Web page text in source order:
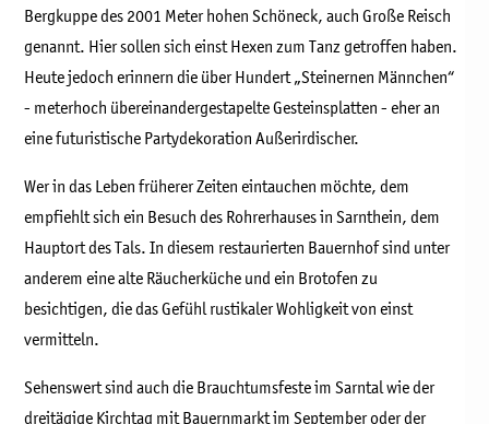
Bergkuppe des 2001 Meter hohen Schöneck, auch Große Reisch
genannt. Hier sollen sich einst Hexen zum Tanz getroffen haben.
Heute jedoch erinnern die über Hundert „Steinernen Männchen“
- meterhoch übereinandergestapelte Gesteinsplatten - eher an
eine futuristische Partydekoration Außerirdischer.
Wer in das Leben früherer Zeiten eintauchen möchte, dem
empfiehlt sich ein Besuch des Rohrerhauses in Sarnthein, dem
Hauptort des Tals. In diesem restaurierten Bauernhof sind unter
anderem eine alte Räucherküche und ein Brotofen zu
besichtigen, die das Gefühl rustikaler Wohligkeit von einst
vermitteln.
Sehenswert sind auch die Brauchtumsfeste im Sarntal wie der
dreitägige Kirchtag mit Bauernmarkt im September oder der